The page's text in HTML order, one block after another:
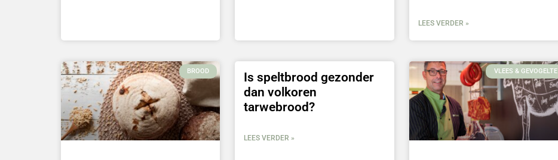
LEES VERDER »
BROOD
Is speltbrood gezonder
dan volkoren
tarwebrood?
LEES VERDER »
VLEES & GEVOGELTE